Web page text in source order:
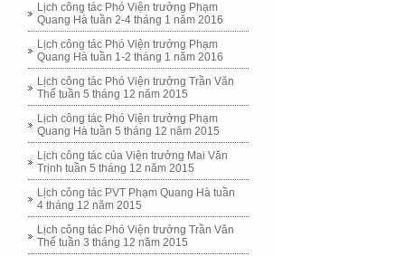
Lịch công tác Phó Viện trưởng Phạm
Quang Hà tuần 2-4 tháng 1 năm 2016
Lịch công tác Phó Viện trưởng Phạm
Quang Hà tuần 1-2 tháng 1 năm 2016
Lịch công tác Phó Viện trưởng Trần Văn
Thể tuần 5 tháng 12 năm 2015
Lịch công tác Phó Viện trưởng Phạm
Quang Hà tuần 5 tháng 12 năm 2015
Lịch công tác của Viện trưởng Mai Văn
Trịnh tuần 5 tháng 12 năm 2015
Lịch công tác PVT Phạm Quang Hà tuần
4 tháng 12 năm 2015
Lịch công tác Phó Viện trưởng Trần Văn
Thể tuần 3 tháng 12 năm 2015